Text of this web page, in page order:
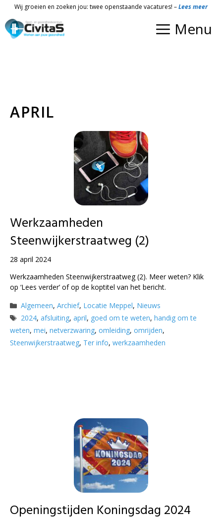
de
inhoud
Wij groeien en zoeken jou: twee openstaande vacatures! –Lees meer
Menu
APRIL
Werkzaamheden
Steenwijkerstraatweg (2)
28 april 2024
Werkzaamheden Steenwijkerstraatweg (2). Meer weten? Klik
op ‘Lees verder’ of op de koptitel van het bericht.
Categorieën
Algemeen,Archief, Locatie Meppel, Nieuws
Tags
2024,afsluiting,april, goed om te weten,handig om te
weten, mei, netverzwaring, omleiding, omrijden,
Steenwijkerstraatweg, Ter info, werkzaamheden
Openingstijden Koningsdag 2024